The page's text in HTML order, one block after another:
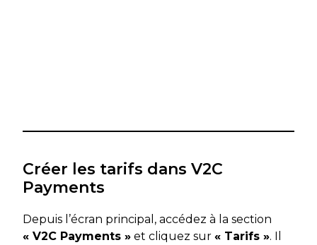
Créer les tarifs dans V2C
Payments
Depuis l’écran principal, accédez à la section
« V2C Payments » et cliquez sur « Tarifs ». Il